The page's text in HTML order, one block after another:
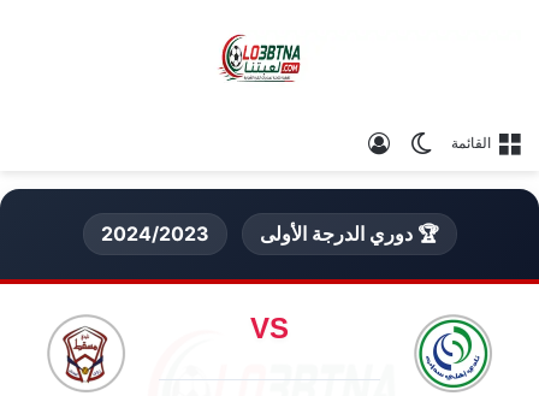
القائمة الوضع المظلم
🏆 دوري الدرجة الأولى 2024/2023
VS